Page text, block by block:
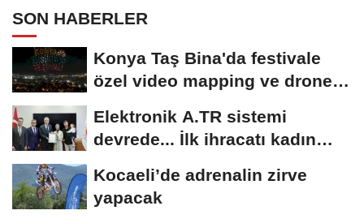
SON HABERLER
Konya Taş Bina'da festivale
özel video mapping ve drone
Elektronik A.TR sistemi
devrede... İlk ihracatı kadın
Kocaeli’de adrenalin zirve
yapacak